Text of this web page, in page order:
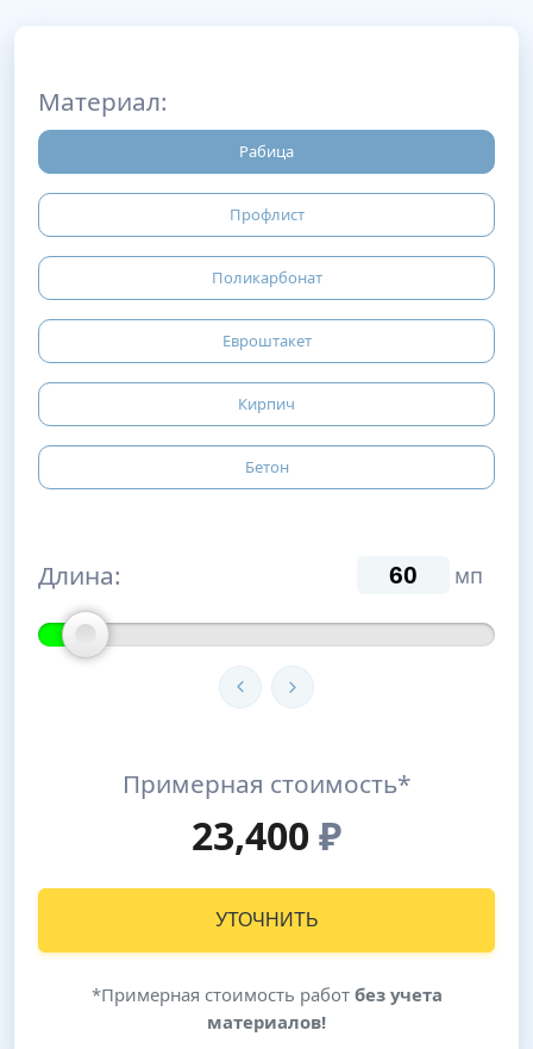
Материал:
Рабица
Профлист
Поликарбонат
Евроштакет
Кирпич
Бетон
Длина: мп
Примерная стоимость*
23,400₽
УТОЧНИТЬ
*Примерная стоимость работ без учета
материалов!